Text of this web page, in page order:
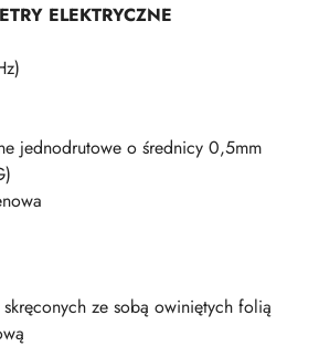
ELEKTRYCZNE
jednodrutowe o średnicy 0,5mm
ze sobą owiniętych folią